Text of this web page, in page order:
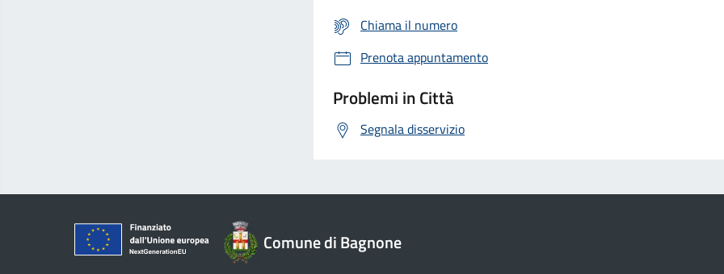
Chiama il numero
Prenota appuntamento
Problemi in Città
Segnala disservizio
Comune di Bagnone